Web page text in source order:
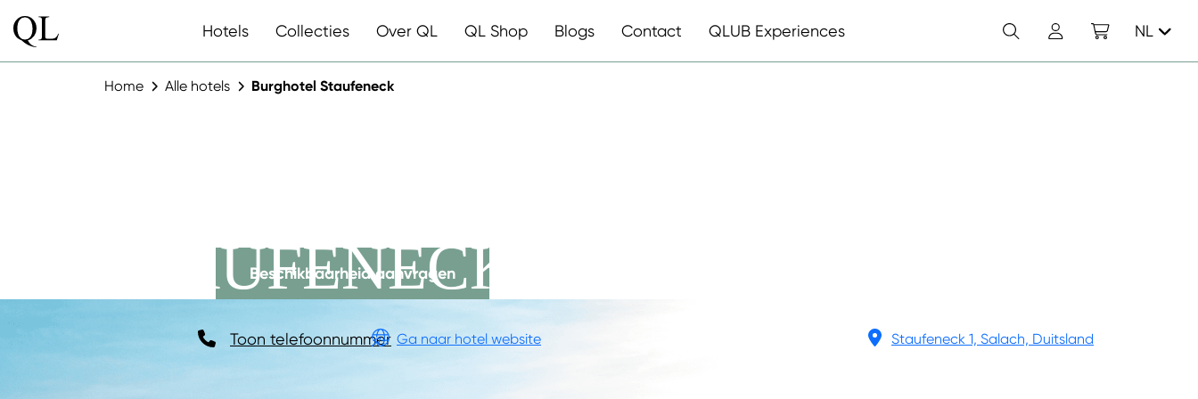
Hotels Collecties Over QL QL Shop Blogs Contact QLUB Experiences NL
Home Alle hotels Burghotel Staufeneck
STAUFENECK
Toon telefoonnummer Ga naar hotel website Staufeneck 1, Salach, Duitsland
Beschikbaarheid aanvragen